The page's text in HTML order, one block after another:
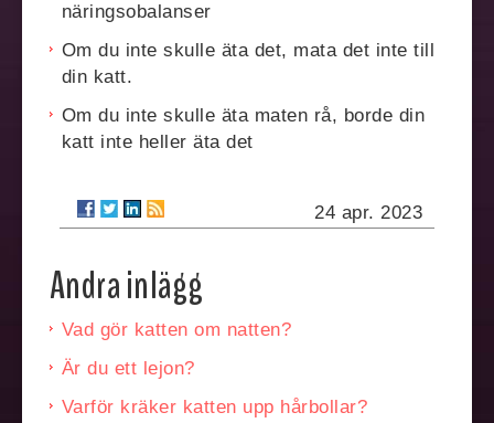
näringsobalanser
Om du inte skulle äta det, mata det inte till
din katt.
Om du inte skulle äta maten rå, borde din
katt inte heller äta det
24 apr. 2023
Andra inlägg
Vad gör katten om natten?
Är du ett lejon?
Varför kräker katten upp hårbollar?